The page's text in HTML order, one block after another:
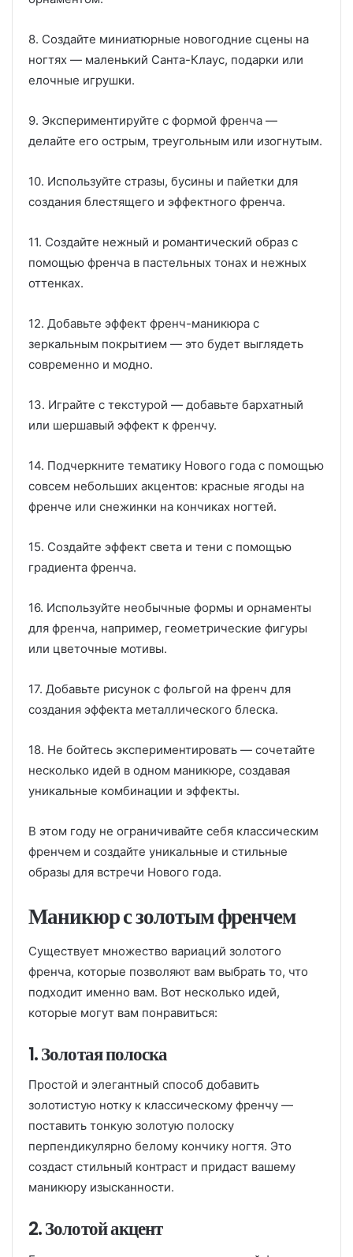
8. Создайте миниатюрные новогодние сцены на
ногтях — маленький Санта-Клаус, подарки или
елочные игрушки.
9. Экспериментируйте с формой френча —
делайте его острым, треугольным или изогнутым.
10. Используйте стразы, бусины и пайетки для
создания блестящего и эффектного френча.
11. Создайте нежный и романтический образ с
помощью френча в пастельных тонах и нежных
оттенках.
12. Добавьте эффект френч-маникюра с
зеркальным покрытием — это будет выглядеть
современно и модно.
13. Играйте с текстурой — добавьте бархатный
или шершавый эффект к френчу.
14. Подчеркните тематику Нового года с помощью
совсем небольших акцентов: красные ягоды на
френче или снежинки на кончиках ногтей.
15. Создайте эффект света и тени с помощью
градиента френча.
16. Используйте необычные формы и орнаменты
для френча, например, геометрические фигуры
или цветочные мотивы.
17. Добавьте рисунок с фольгой на френч для
создания эффекта металлического блеска.
18. Не бойтесь экспериментировать — сочетайте
несколько идей в одном маникюре, создавая
уникальные комбинации и эффекты.
В этом году не ограничивайте себя классическим
френчем и создайте уникальные и стильные
образы для встречи Нового года.
Маникюр с золотым френчем
Существует множество вариаций золотого
френча, которые позволяют вам выбрать то, что
подходит именно вам. Вот несколько идей,
которые могут вам понравиться:
1. Золотая полоска
Простой и элегантный способ добавить
золотистую нотку к классическому френчу —
поставить тонкую золотую полоску
перпендикулярно белому кончику ногтя. Это
создаст стильный контраст и придаст вашему
маникюру изысканности.
2. Золотой акцент